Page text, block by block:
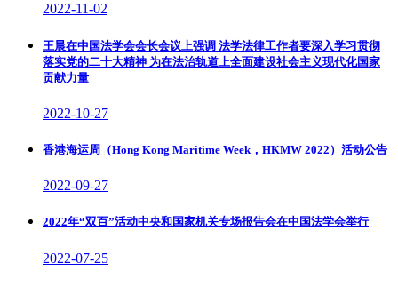
2022-11-02
王晨在中国法学会会长会议上强调 法学法律工作者要深入学习贯彻
落实党的二十大精神 为在法治轨道上全面建设社会主义现代化国家
贡献力量
2022-10-27
香港海运周（Hong Kong Maritime Week，HKMW 2022）活动公告
2022-09-27
2022年“双百”活动中央和国家机关专场报告会在中国法学会举行
2022-07-25